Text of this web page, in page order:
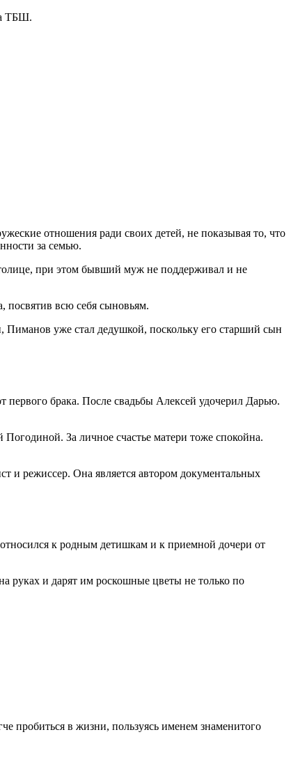
ТБШ.
отношения ради своих детей, не показывая то, что
за семью.
при этом бывший муж не поддерживал и не
посвятив всю себя сыновьям.
Пиманов уже стал дедушкой, поскольку его старший сын
брака. После свадьбы Алексей удочерил Дарью.
За личное счастье матери тоже спокойна.
и режиссер. Она является автором документальных
к родным детишкам и к приемной дочери от
руках и дарят им роскошные цветы не только по
пробиться в жизни, пользуясь именем знаменитого